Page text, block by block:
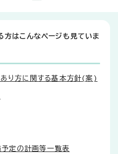
方はこんなページも見ていま
り方に関する基本方針(案)
予定の計画等一覧表